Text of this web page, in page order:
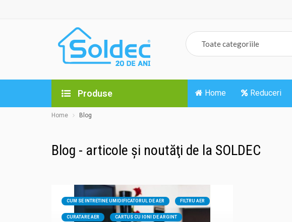
Produse Home Reduceri
Home Blog
Blog - articole şi noutăţi de la SOLDEC
CUM SE INTRETINE UMIDIFICATORUL DE AER FILTRU AER
CURATARE AER CARTUS CU IONI DE ARGINT